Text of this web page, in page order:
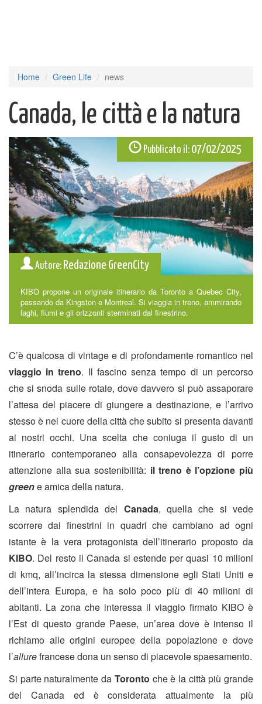
Home Green Life news
Canada, le città e la natura
Pubblicato il: 07/02/2025
Autore: Redazione GreenCity
KIBO propone un originale itinerario da Toronto a Quebec City,
passando da Kingston e Montreal. Si viaggia in treno, ammirando
laghi, fiumi e gli orizzonti sterminati dal finestrino.
C’è qualcosa di vintage e di profondamente romantico nel
viaggio in treno. Il fascino senza tempo di un percorso
che si snoda sulle rotaie, dove davvero si può assaporare
l’attesa del piacere di giungere a destinazione, e l’arrivo
stesso è nel cuore della città che subito si presenta davanti
ai nostri occhi. Una scelta che coniuga il gusto di un
itinerario contemporaneo alla consapevolezza di porre
attenzione alla sua sostenibilità: il treno è l’opzione più
greene amica della natura.
La natura splendida del Canada, quella che si vede
scorrere dai finestrini in quadri che cambiano ad ogni
istante è la vera protagonista dell’itinerario proposto da
KIBO. Del resto il Canada si estende per quasi 10 milioni
di kmq, all’incirca la stessa dimensione egli Stati Uniti e
dell’intera Europa, e ha solo poco più di 40 milioni di
abitanti. La zona che interessa il viaggio firmato KIBO è
l’Est di questo grande Paese, un’area dove è intenso il
richiamo alle origini europee della popolazione e dove
l’allurefrancese dona un senso di piacevole spaesamento.
Si parte naturalmente da Toronto che è la città più grande
del Canada ed è considerata attualmente la più